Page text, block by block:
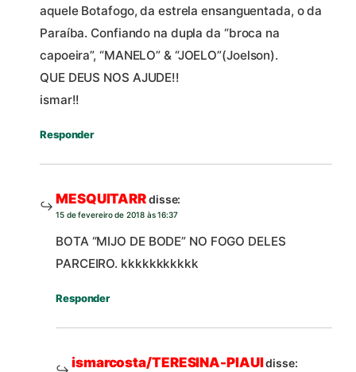
aquele Botafogo, da estrela ensanguentada, o da
Paraíba. Confiando na dupla da “broca na
capoeira”, “MANELO” & “JOELO”(Joelson).
QUE DEUS NOS AJUDE!!
ismar!!
Responder
MESQUITARRdisse:
15 de fevereiro de 2018 às 16:37
BOTA “MIJO DE BODE” NO FOGO DELES
PARCEIRO. kkkkkkkkkkk
Responder
ismarcosta/TERESINA-PIAUIdisse: